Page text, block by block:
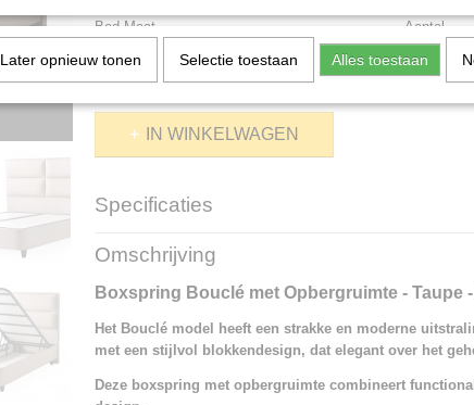
Bed Maat Aantal
IN WINKELWAGEN
Specificaties
Productcode
Omschrijving
Boxspring Bouclé met Opbergruimte - Taupe
Het Bouclé model heeft een strakke en moderne
met een stijlvol blokkendesign, dat elegant over het
Deze boxspring met opbergruimte combineert
Later opnieuw tonen Selectie toestaan Alles toestaan